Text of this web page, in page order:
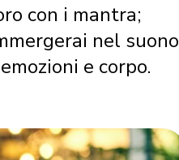
con i mantra;
nel suono
e corpo.